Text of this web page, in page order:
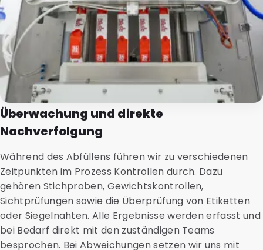
Überwachung und direkte
Nachverfolgung
Während des Abfüllens führen wir zu verschiedenen
Zeitpunkten im Prozess Kontrollen durch. Dazu
gehören Stichproben, Gewichtskontrollen,
Sichtprüfungen sowie die Überprüfung von Etiketten
oder Siegelnähten. Alle Ergebnisse werden erfasst und
bei Bedarf direkt mit den zuständigen Teams
besprochen. Bei Abweichungen setzen wir uns mit